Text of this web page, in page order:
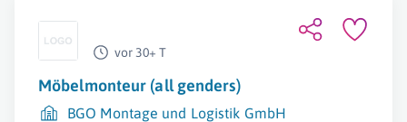
vor 30+ T
Möbelmonteur (all genders)
BGO Montage und Logistik GmbH